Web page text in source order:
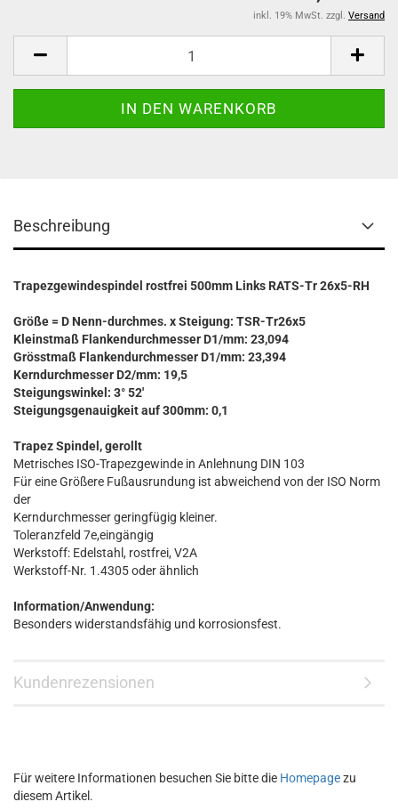
inkl. 19% MwSt. zzgl. Versand
Beschreibung
Trapezgewindespindel rostfrei 500mm Links RATS-Tr 26x5-RH
Größe = D Nenn-durchmes. x Steigung: TSR-Tr26x5
Kleinstmaß Flankendurchmesser D1/mm: 23,094
Grösstmaß Flankendurchmesser D1/mm: 23,394
Kerndurchmesser D2/mm: 19,5
Steigungswinkel: 3° 52'
Steigungsgenauigkeit auf 300mm: 0,1
Trapez Spindel, gerollt
Metrisches ISO-Trapezgewinde in Anlehnung DIN 103
Für eine Größere Fußausrundung ist abweichend von der ISO Norm
der
Kerndurchmesser geringfügig kleiner.
Toleranzfeld 7e,eingängig
Werkstoff: Edelstahl, rostfrei, V2A
Werkstoff-Nr. 1.4305 oder ähnlich
Information/Anwendung:
Besonders widerstandsfähig und korrosionsfest.
Kundenrezensionen
Für weitere Informationen besuchen Sie bitte die Homepagezu
diesem Artikel.